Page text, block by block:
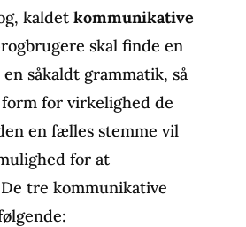
kaldet kommunikative
skal finde en
såkaldt grammatik, så
for virkelighed de
en fælles stemme vil
for at
tre kommunikative